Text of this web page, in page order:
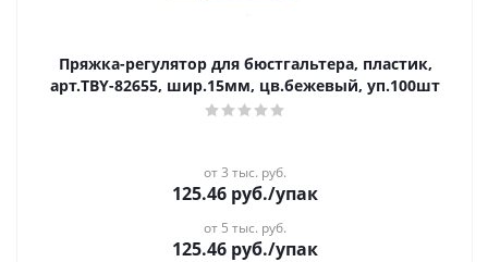
Пряжка-регулятор для бюстгальтера, пластик,
арт.TBY-82655, шир.15мм, цв.бежевый, уп.100шт
от 3 тыс. руб.
125.46 руб./упак
от 5 тыс. руб.
125.46 руб./упак